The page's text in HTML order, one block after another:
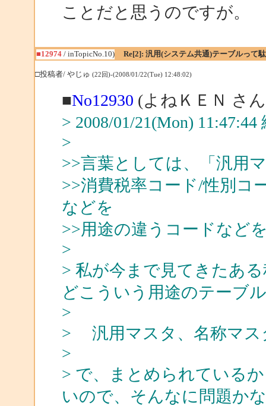
ことだと思うのですが。
■12974/ inTopicNo.10) Re[2]: 汎用(システム共通)テーブルって
□投稿者/ やじゅ (22回)-(2008/01/22(Tue) 12:48:02)
■No12930 (よねＫＥＮ さ
> 2008/01/21(Mon)
>
>>言葉としては、「汎用
>>消費税率コード/性別コ
などを
>>用途の違うコードなど
>
> 私が今まで見てきたあ
どこういう用途のテーブ
>
> 汎用マスタ、名称マス
>
> で、まとめられている
いので、そんなに問題か